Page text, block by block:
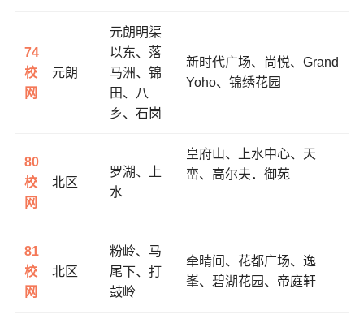
74
校
网
元朗
元朗明渠
以东、落
马洲、锦
田、八
乡、石岗
新时代广场、 尚悦、 Grand
Yoho、 锦绣花园
80
校
网
北区
罗湖、上
水
皇府山、 上水中心、 天
峦、 高尔夫．御苑
81
校
网
北区
粉岭、马
尾下、打
鼓岭
牵晴间、 花都广场、 逸
峯、 碧湖花园、 帝庭轩